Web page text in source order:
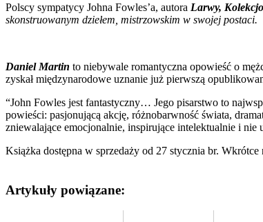
Polscy sympatycy Johna Fowles’a, autora Larwy,
skonstruowanym dziełem, mistrzowskim w swojej postaci.
Daniel Martin to niebywale romantyczna opowieść o
zyskał międzynarodowe uznanie już pierwszą
“John Fowles jest fantastyczny… Jego pisarstwo to
powieści: pasjonującą akcję, różnobarwność świata,
zniewalające emocjonalnie, inspirujące intelektualnie i
Książka dostępna w sprzedaży od 27 stycznia br.
Artykuły powiązane: